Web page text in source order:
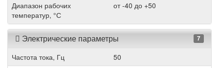
Диапазон рабочих
температур, °С
от -40 до +50
Электрические параметры 7
Частота тока, Гц
50